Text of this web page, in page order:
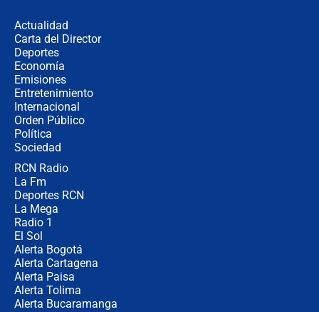
Actualidad
Carta del Director
Deportes
Economía
Emisiones
Entretenimiento
Internacional
Orden Público
Política
Sociedad
RCN Radio
La Fm
Deportes RCN
La Mega
Radio 1
El Sol
Alerta Bogotá
Alerta Cartagena
Alerta Paisa
Alerta Tolima
Alerta Bucaramanga